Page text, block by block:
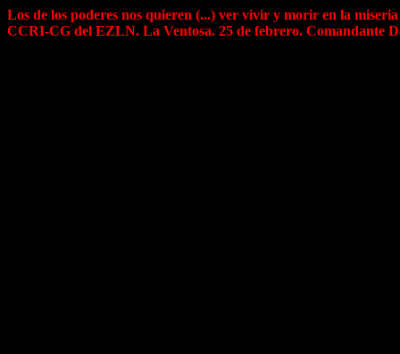
Los de los poderes nos quieren (...) ver vivir y morir en la
CCRI-CG del EZLN. La Ventosa. 25 de febrero. Comandante